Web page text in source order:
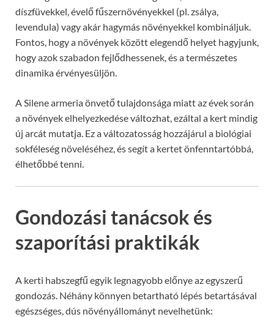
díszfüvekkel, évelő fűszernövényekkel (pl. zsálya,
levendula) vagy akár hagymás növényekkel kombináljuk.
Fontos, hogy a növények között elegendő helyet hagyjunk,
hogy azok szabadon fejlődhessenek, és a természetes
dinamika érvényesüljön.
A Silene armeria önvető tulajdonsága miatt az évek során
a növények elhelyezkedése változhat, ezáltal a kert mindig
új arcát mutatja. Ez a változatosság hozzájárul a biológiai
sokféleség növeléséhez, és segít a kertet önfenntartóbbá,
élhetőbbé tenni.
Gondozási tanácsok és
szaporítási praktikák
A kerti habszegfű egyik legnagyobb előnye az egyszerű
gondozás. Néhány könnyen betartható lépés betartásával
egészséges, dús növényállományt nevelhetünk: